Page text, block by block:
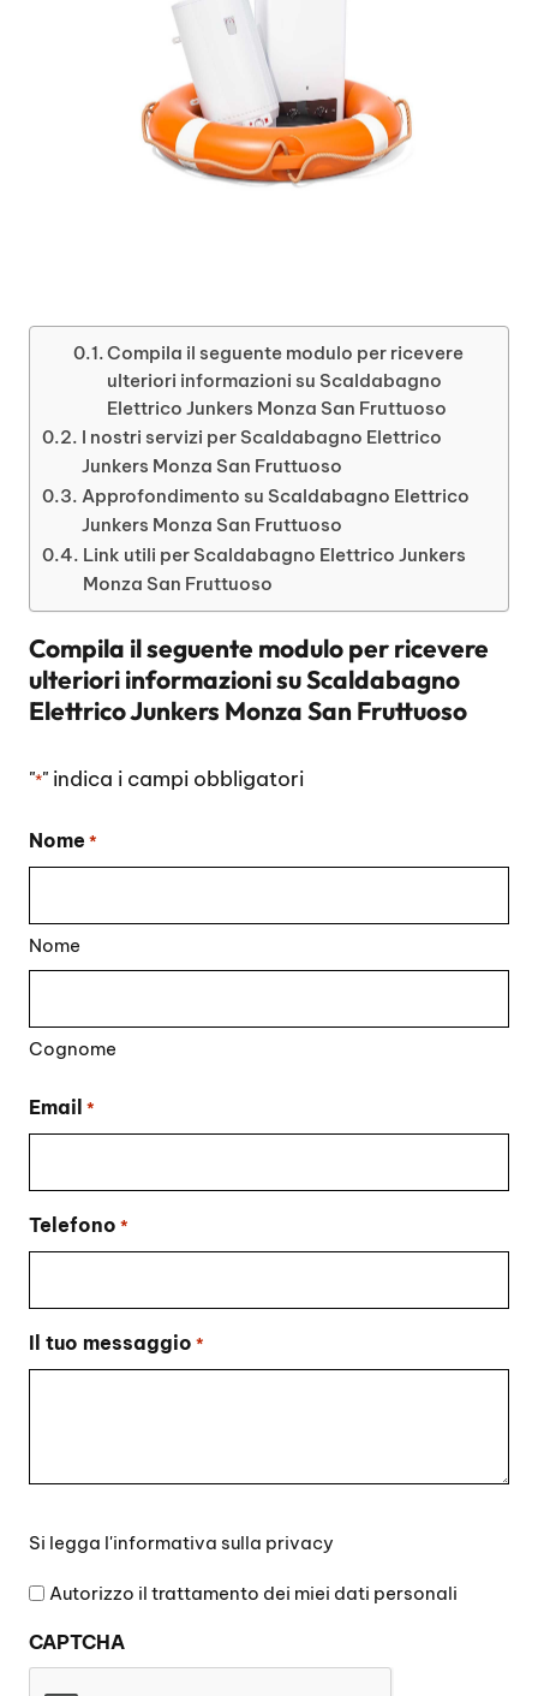
Compila il seguente modulo per ricevere
ulteriori informazioni su Scaldabagno
Elettrico Junkers Monza San Fruttuoso
I nostri servizi per Scaldabagno Elettrico
Junkers Monza San Fruttuoso
Approfondimento su Scaldabagno Elettrico
Junkers Monza San Fruttuoso
Link utili per Scaldabagno Elettrico Junkers
Monza San Fruttuoso
Compila il seguente modulo per ricevere
ulteriori informazioni suScaldabagno
Elettrico Junkers Monza San Fruttuoso
"*" indica i campi obbligatori
Nome *
Nome
Cognome
Email *
Telefono *
Il tuo messaggio *
legga
l'informativa
privacy
Si legga l'informativa sulla privacy
Autorizzo il trattamento dei miei dati personali
CAPTCHA